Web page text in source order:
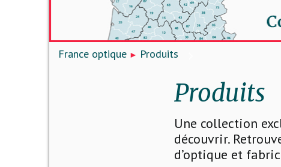
France optique Produits
Produits
Une collection
découvrir.
d’optique et